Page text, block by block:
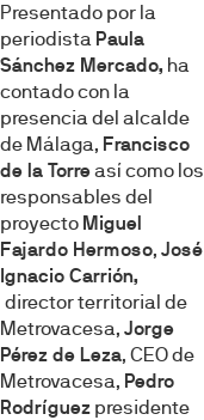
Presentado por la
periodista Paula
Sánchez Mercado, ha
contado con la
presencia del alcalde
de Málaga, Francisco
de la Torreasí como los
responsables del
proyecto Miguel
Fajardo Hermoso, José
Ignacio Carrión,
director territorial de
Metrovacesa, Jorge
Pérez de Leza, CEO de
Metrovacesa, Pedro
Rodríguez presidente